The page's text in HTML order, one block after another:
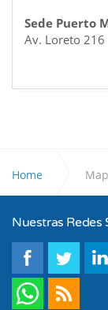
Sede Puerto
Av. Loreto 216
Home
Nuestras Redes